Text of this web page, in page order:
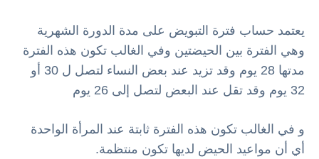
يعتمد حساب فترة التبويض على مدة الدورة الشهرية
وهي الفترة بين الحيضتين وفي الغالب تكون هذه الفترة
مدتها 28 يوم وقد تزيد عند بعض النساء لتصل ل 30 أو
32 يوم وقد تقل عند البعض لتصل إلى 26 يوم
و في الغالب تكون هذه الفترة ثابتة عند المرأة الواحدة
أي أن مواعيد الحيض لديها تكون منتظمة.